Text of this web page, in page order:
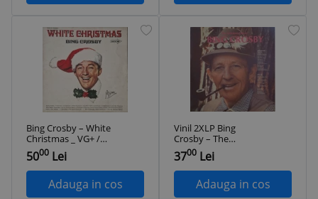
Bing Crosby ‎– White
Christmas _ VG+ /
VG+ vinil, LP, disc
muzica de
Sarbatori, de
Craciun _ MCA,
Germania
5000 Lei
Adauga in cos
Vinil 2XLP Bing
Crosby – The
Greatest Hits Of
Bing Crosby (VG++)
3700 Lei
Adauga in cos